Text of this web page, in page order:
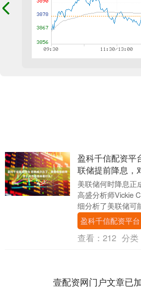
盈科千信配资平
联储提前降息，
美联储何时降息正
高盛分析师Vickie
细分析了美联储可
策的四种情景及其
示....
盈科千信配资平台
查看： 212 分类
壹配资网门户文章已